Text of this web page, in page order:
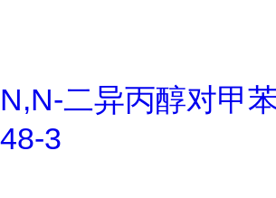
N,N-二异丙醇对甲
48-3